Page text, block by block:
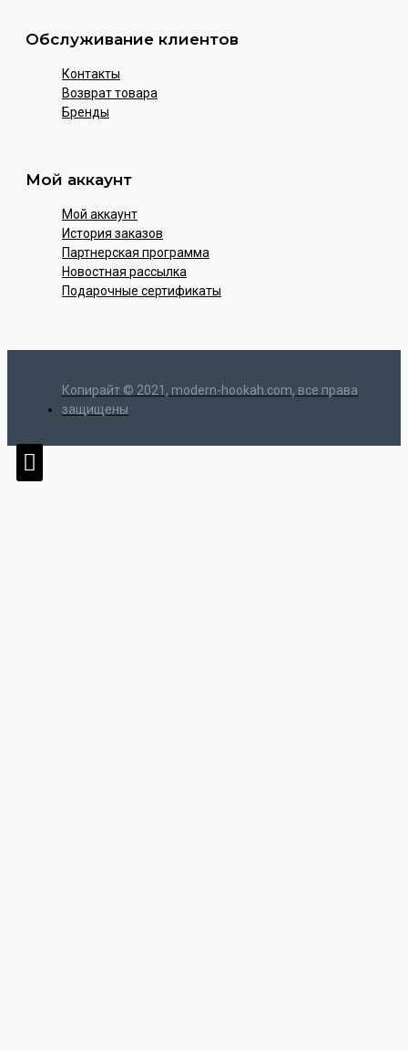
Обслуживание клиентов
Контакты
Возврат товара
Бренды
Мой аккаунт
Мой аккаунт
История заказов
Партнерская программа
Новостная рассылка
Подарочные сертификаты
Копирайт © 2021, modern-hookah.com, все права
защищены